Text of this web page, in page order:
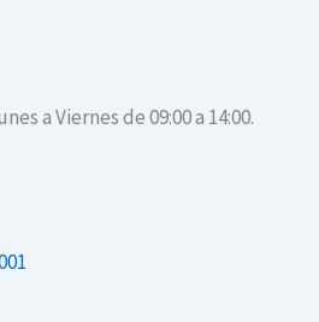
a Viernes de 09:00 a 14:00.